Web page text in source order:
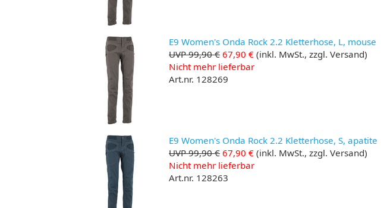
E9 Women's Onda Rock 2.2 Kletterhose, L, mouse
UVP 99,90 € 67,90 € (inkl. MwSt., zzgl. Versand)
Nicht mehr lieferbar
Art.nr. 128269
E9 Women's Onda Rock 2.2 Kletterhose, S, apatite
UVP 99,90 € 67,90 € (inkl. MwSt., zzgl. Versand)
Nicht mehr lieferbar
Art.nr. 128263